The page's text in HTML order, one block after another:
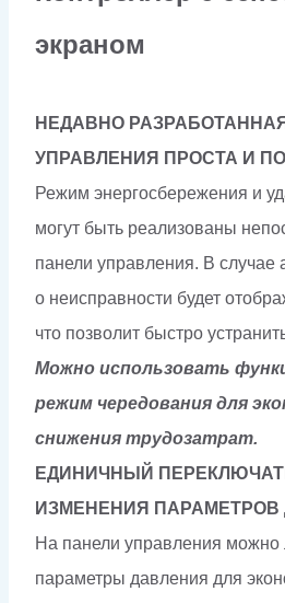
экраном
НЕДАВНО
УПРАВЛЕНИЯ ПРОСТА И
Режим энергосбережения и
могут быть реализованы
панели управления. В
о неисправности будет
что позволит быстро
Можно использовать
режим чередования для
снижения трудозатрат.
ЕДИНИЧНЫЙ
ИЗМЕНЕНИЯ ПАРАМЕТРОВ
На панели управления можно
параметры давления для